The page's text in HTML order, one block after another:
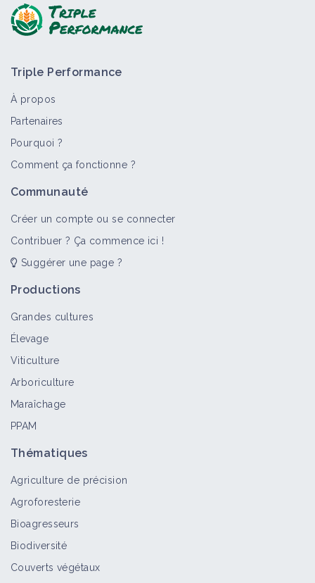
Triple Performance
À propos
Partenaires
Pourquoi ?
Comment ça fonctionne ?
Communauté
Créer un compte ou se connecter
Contribuer ? Ça commence ici !
Suggérer une page ?
Productions
Grandes cultures
Élevage
Viticulture
Arboriculture
Maraîchage
PPAM
Thématiques
Agriculture de précision
Agroforesterie
Bioagresseurs
Biodiversité
Couverts végétaux